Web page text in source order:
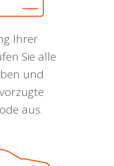
Ihrer
Sie alle
und
aus.